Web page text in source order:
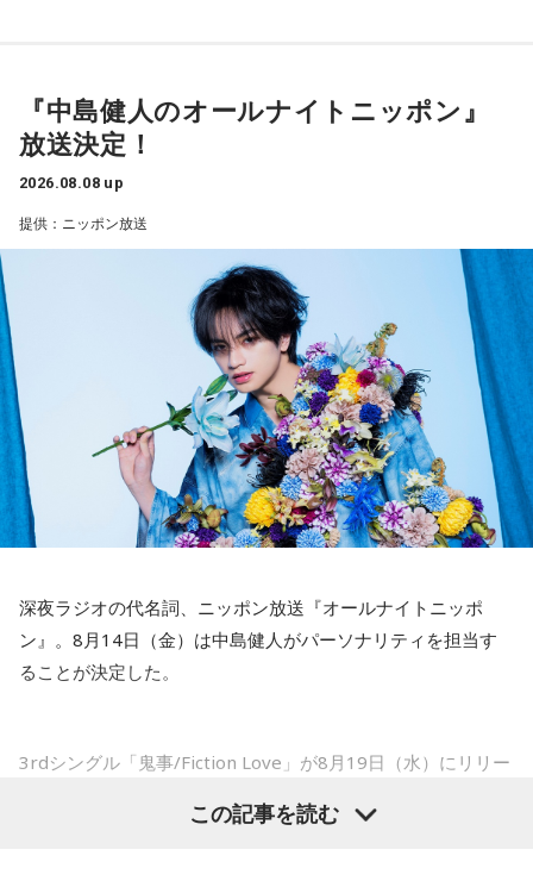
『中島健人のオールナイトニッポン』
放送決定！
2026.08.08 up
提供：ニッポン放送
深夜ラジオの代名詞、ニッポン放送『オールナイトニッポ
ン』。8月14日（金）は中島健人がパーソナリティを担当す
ることが決定した。
3rdシングル「鬼事/Fiction Love」が8月19日（水）にリリー
ティを初めて担当する。番組では、新曲「鬼事/Fiction
この記事を読む